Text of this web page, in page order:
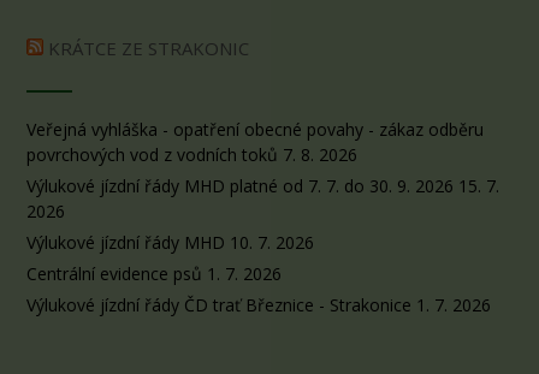
KRÁTCE ZE STRAKONIC
Veřejná vyhláška - opatření obecné povahy - zákaz odběru
povrchových vod z vodních toků 7. 8. 2026
Výlukové jízdní řády MHD platné od 7. 7. do 30. 9. 2026 15. 7.
2026
Výlukové jízdní řády MHD 10. 7. 2026
Centrální evidence psů 1. 7. 2026
Výlukové jízdní řády ČD trať Březnice - Strakonice 1. 7. 2026